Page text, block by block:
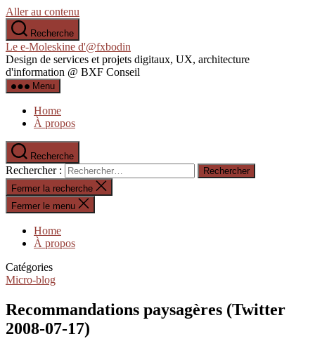
Aller au contenu
Recherche
Le e-Moleskine d'@fxbodin
Design de services et projets digitaux, UX, architecture
d'information @ BXF Conseil
Menu
Home
À propos
Recherche
Rechercher :
Fermer la recherche
Fermer le menu
Home
À propos
Catégories
Micro-blog
Recommandations paysagères (Twitter
2008-07-17)